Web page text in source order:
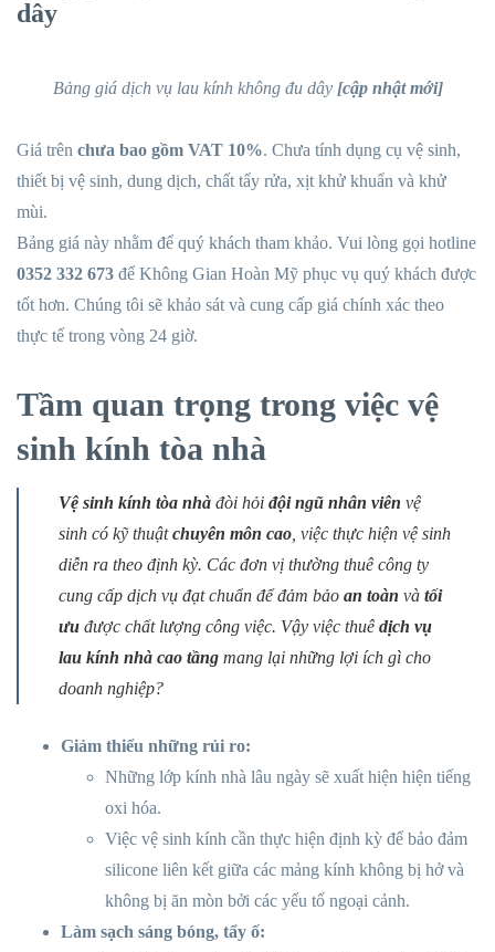
dây
Bảng giá dịch vụ lau kính không đu dây [cập nhật mới]
Giá trên chưa bao gồm VAT 10%. Chưa tính dụng cụ vệ sinh,
thiết bị vệ sinh, dung dịch, chất tẩy rửa, xịt khử khuẩn và khử
mùi.
Bảng giá này nhằm để quý khách tham khảo. Vui lòng gọi hotline
0352 332 673 để Không Gian Hoàn Mỹ phục vụ quý khách được
tốt hơn. Chúng tôi sẽ khảo sát và cung cấp giá chính xác theo
thực tế trong vòng 24 giờ.
Tầm quan trọng trong việc vệ
sinh kính tòa nhà
Vệ sinh kính tòa nhà đòi hỏi đội ngũ nhân viên vệ
sinh có kỹ thuậtchuyên môn cao , việc thực hiện vệ sinh
diễn ra theo định kỳ. Các đơn vị thường thuê công ty
cung cấp dịch vụ đạt chuẩn để đảm bảo an toàn và tối
ưu được chất lượng công việc. Vậy việc thuê dịch vụ
lau kính nhà cao tầng mang lại những lợi ích gì cho
doanh nghiệp?
Giảm thiểu những rủi ro:
Những lớp kính nhà lâu ngày sẽ xuất hiện hiện tiếng
oxi hóa.
Việc vệ sinh kính cần thực hiện định kỳ để bảo đảm
silicone liên kết giữa các mảng kính không bị hở và
không bị ăn mòn bởi các yếu tố ngoại cảnh.
Làm sạch sáng bóng, tẩy ố: